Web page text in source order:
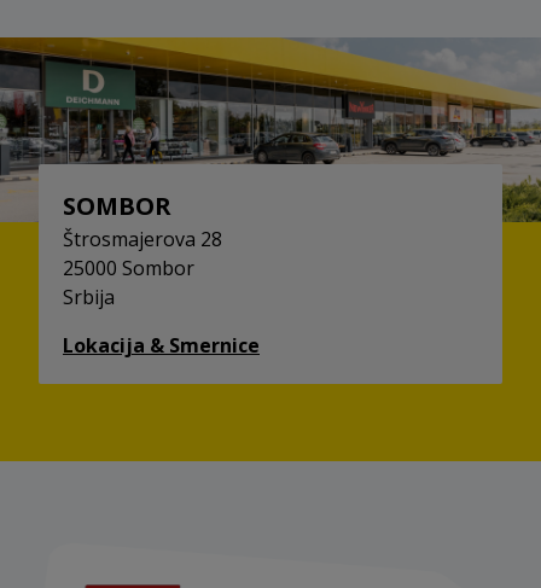
SOMBOR
Štrosmajerova 28
25000 Sombor
Srbija
Lokacija & Smernice